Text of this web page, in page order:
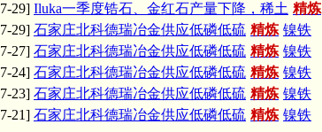
29] Iluka一季度锆石、金红石产量下降，稀土 精炼
29] 石家庄北科德瑞冶金供应低磷低硫 精炼 镍铁
27] 石家庄北科德瑞冶金供应低磷低硫 精炼 镍铁
24] 石家庄北科德瑞冶金供应低磷低硫 精炼 镍铁
23] 石家庄北科德瑞冶金供应低磷低硫 精炼 镍铁
21] 石家庄北科德瑞冶金供应低磷低硫 精炼 镍铁